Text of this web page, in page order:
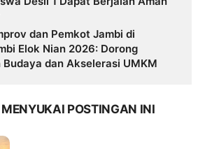
dan Pemkot Jambi di
Elok Nian 2026: Dorong
dan Akselerasi UMKM
POSTINGAN INI